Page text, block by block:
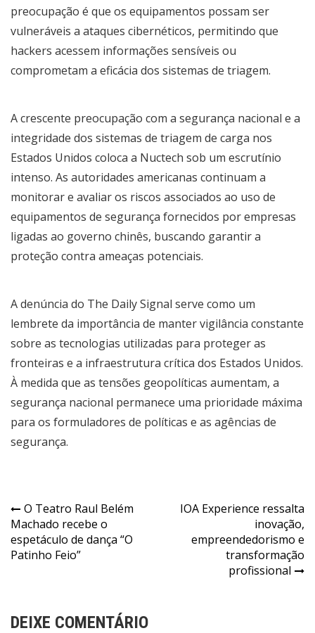
preocupação é que os equipamentos possam ser
vulneráveis a ataques cibernéticos, permitindo que
hackers acessem informações sensíveis ou
comprometam a eficácia dos sistemas de triagem.
A crescente preocupação com a segurança nacional e a
integridade dos sistemas de triagem de carga nos
Estados Unidos coloca a Nuctech sob um escrutínio
intenso. As autoridades americanas continuam a
monitorar e avaliar os riscos associados ao uso de
equipamentos de segurança fornecidos por empresas
ligadas ao governo chinês, buscando garantir a
proteção contra ameaças potenciais.
A denúncia do The Daily Signal serve como um
lembrete da importância de manter vigilância constante
sobre as tecnologias utilizadas para proteger as
fronteiras e a infraestrutura crítica dos Estados Unidos.
À medida que as tensões geopolíticas aumentam, a
segurança nacional permanece uma prioridade máxima
para os formuladores de políticas e as agências de
segurança.
Navegação
de
Post
O Teatro Raul Belém
Machado recebe o
espetáculo de dança “O
Patinho Feio”
IOA Experience ressalta
inovação,
empreendedorismo e
transformação
profissional
DEIXE COMENTÁRIO